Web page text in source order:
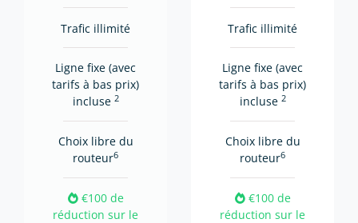
Trafic illimité
Ligne fixe (avec
tarifs à bas prix)
incluse 2
Choix libre du
routeur6
€100 de
réduction sur le
Trafic illimité
Ligne fixe (avec
tarifs à bas prix)
incluse 2
Choix libre du
routeur6
€100 de
réduction sur le